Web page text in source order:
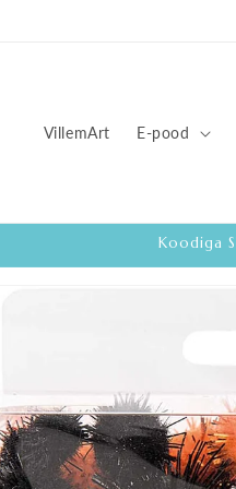
VillemArt E-pood
Koodiga